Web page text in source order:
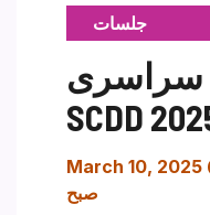
جلسات
سراسری
March 10, 2025
صبح